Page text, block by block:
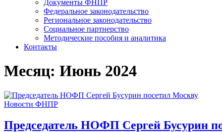
Документы ФНПР
Федеральное законодательство
Региональное законодательство
Социальное партнерство
Методические пособия и аналитика
Контакты
Месяц: Июнь 2024
Новости ФНПР
Председатель НОФП Сергей Бусурин